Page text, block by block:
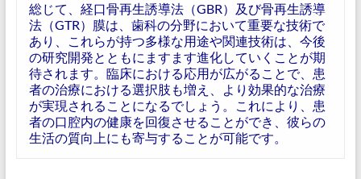
総じて、経口骨再生誘導法（GBR）及び骨再生誘導
法（GTR）膜は、歯科の分野において重要な技術で
あり、これらが持つ多様な用途や関連技術は、今後
の研究開発とともにますます進化していくことが期
待されます。臨床における応用が広がることで、患
者の治療における選択肢も増え、より効果的な治療
が実現されることになるでしょう。これにより、患
者の口腔内の健康を回復させることができ、彼らの
生活の質向上にも寄与することが可能です。